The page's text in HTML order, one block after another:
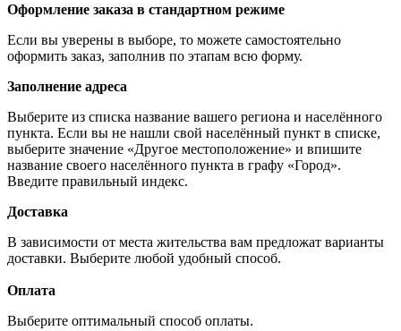
Оформление заказа в стандартном режиме
Если вы уверены в выборе, то можете самостоятельно
оформить заказ, заполнив по этапам всю форму.
Заполнение адреса
Выберите из списка название вашего региона и населённого
пункта. Если вы не нашли свой населённый пункт в списке,
выберите значение «Другое местоположение» и впишите
название своего населённого пункта в графу «Город».
Введите правильный индекс.
Доставка
В зависимости от места жительства вам предложат варианты
доставки. Выберите любой удобный способ.
Оплата
Выберите оптимальный способ оплаты.